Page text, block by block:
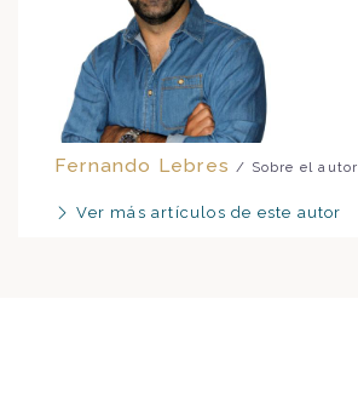
Fernando Lebres / Sobre el autor
Ver más artículos de este autor